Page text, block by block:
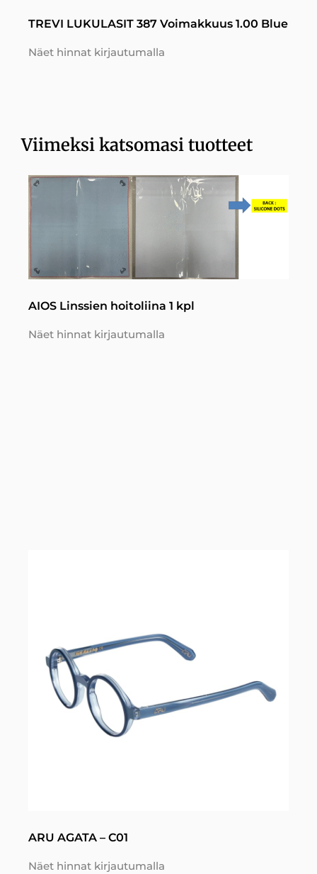
TREVI LUKULASIT 387 Voimakkuus 1.00 Blue
Näet hinnat kirjautumalla
Viimeksi katsomasi tuotteet
AIOS Linssien hoitoliina 1 kpl
Näet hinnat kirjautumalla
ARU AGATA – C01
Näet hinnat kirjautumalla